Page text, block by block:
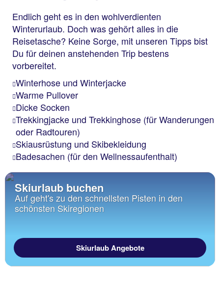
Endlich geht es in den wohlverdienten
Winterurlaub. Doch was gehört alles in die
Reisetasche? Keine Sorge, mit unseren Tipps bist
Du für deinen anstehenden Trip bestens
vorbereitet.
Winterhose und Winterjacke
Warme Pullover
Dicke Socken
Trekkingjacke und Trekkinghose (für Wanderungen
oder Radtouren)
Skiausrüstung und Skibekleidung
Badesachen (für den Wellnessaufenthalt)
Skiurlaub buchen
Auf geht's zu den schnellsten Pisten in den
schönsten Skiregionen
Skiurlaub Angebote